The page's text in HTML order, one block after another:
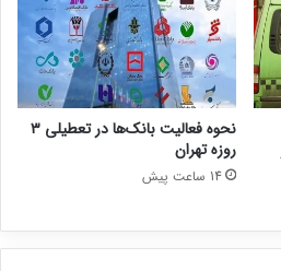
نحوه فعالیت بانک‌ها در تعطیلی ۳
روزه تهران
14 ساعت پیش